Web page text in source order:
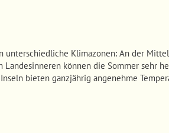
Klimazonen: An der
können die Sommer sehr
bieten ganzjährig angenehme